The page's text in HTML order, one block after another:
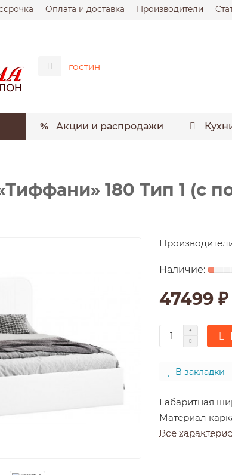
Оплата и доставка Производители
Акции и распродажи
180 Тип 1 (с
47499 ₽
В закладки
Габаритная
Материал
Все